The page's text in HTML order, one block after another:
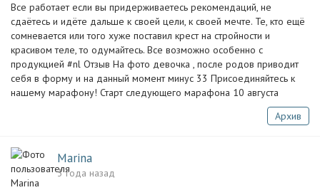
Все работает если вы придерживаетесь рекомендаций, не
сдаётесь и идёте дальше к своей цели, к своей мечте. Те, кто ещё
сомневается или того хуже поставил крест на стройности и
красивом теле, то одумайтесь. Все возможно особенно с
продукцией #nl Отзыв На фото девочка , после родов приводит
себя в форму и на данный момент минус 33 Присоединяйтесь к
нашему марафону! Старт следующего марафона 10 августа
Архив
Marina
3 года назад